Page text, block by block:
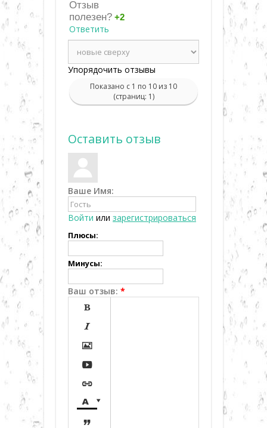
Отзыв
полезен? +2
Ответить
Упорядочить отзывы
Показано с 1 по 10 из 10
(страниц: 1)
Оставить отзыв
Ваше Имя:
Войти или зарегистрироваться
Плюсы:
Минусы:
Ваш отзыв: *







